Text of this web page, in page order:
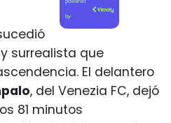
by
surrealista que
El delantero
, del Venezia FC, dejó
81 minutos